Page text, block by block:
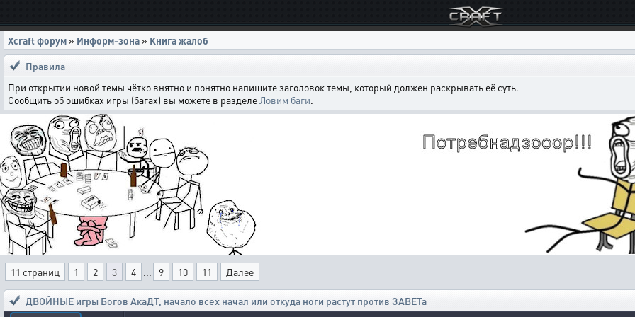
Xcraft форум » Информ-зона » Книга жалоб
Правила
При открытии новой темы чётко внятно и понятно напишите заголовок темы, который должен раскрывать её суть.
Сообщить об ошибках игры (багах) вы можете в разделе Ловим баги.
11 страниц 1 2 3 4 ... 9 10 11 Далее
ДВОЙНЫЕ игры Богов АкаДТ, начало всех начал или откуда ноги растут против ЗАВЕТа